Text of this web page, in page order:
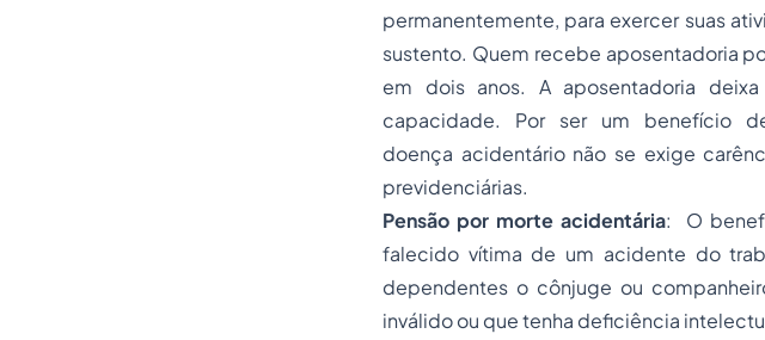
permanentemente, para exercer suas
sustento. Quem recebe aposentadoria
em dois anos. A aposentadoria
capacidade. Por ser um benefício
doença acidentário não se exige
previdenciárias.
Pensão por morte acidentária: O
falecido vítima de um acidente do
dependentes o cônjuge ou
inválido ou que tenha deficiência